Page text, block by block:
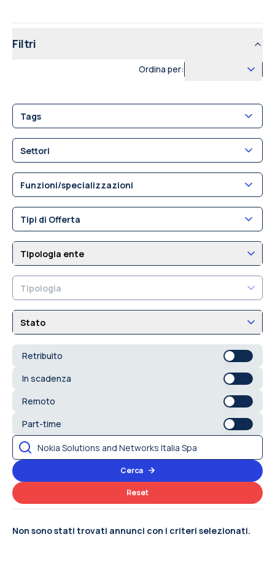
Filtri
Ordina per:
Tags
Settori
Funzioni/specializzazioni
Tipi di Offerta
Tipologia ente
Tipologia
Stato
Retribuito
In scadenza
Remoto
Part-time
Cerca
Reset
Non sono stati trovati annunci con i criteri selezionati.